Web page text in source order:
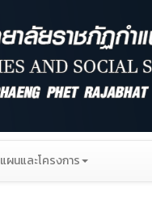
แผนและโครงการ